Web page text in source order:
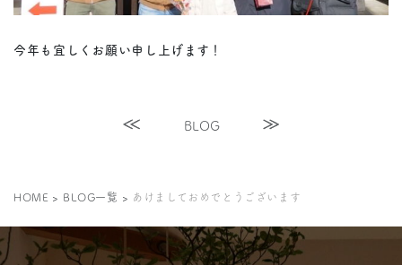
今年も宜しくお願い申し上げます！
BLOG
HOME > BLOG一覧 > あけましておめでとうございます